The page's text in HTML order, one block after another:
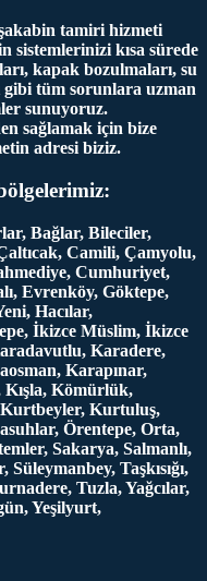
tamiri hizmeti
sistemlerinizi kısa sürede
kapak bozulmaları, su
gibi tüm sorunlara uzman
sunuyoruz.
sağlamak için bize
adresi biziz.
Bağlar, Bileciler,
Camili, Çamyolu,
Cumhuriyet,
Evrenköy, Göktepe,
Hacılar,
İkizce Müslim, İkizce
Karadere,
Karapınar,
Kışla, Kömürlük,
Kurtuluş,
Örentepe, Orta,
Sakarya, Salmanlı,
Taşkısığı,
Tuzla, Yağcılar,
Yeşilyurt,